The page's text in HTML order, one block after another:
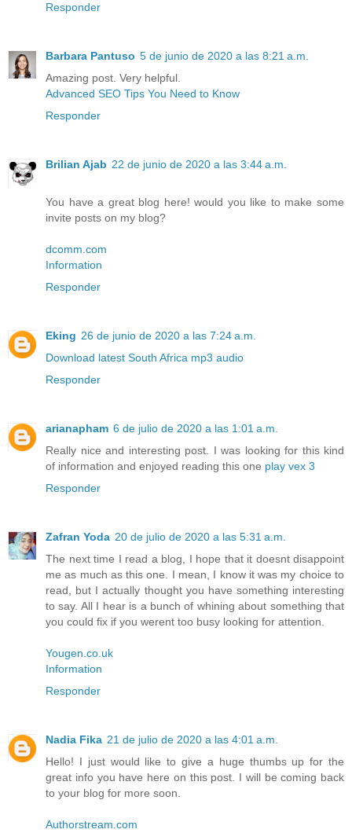
Responder
Barbara Pantuso 5 de junio de 2020 a las 8:21 a.m.
Amazing post. Very helpful.
Advanced SEO Tips You Need to Know
Responder
Brilian Ajab 22 de junio de 2020 a las 3:44 a.m.
You have a great blog here! would you like to make some
invite posts on my blog?
dcomm.com
Information
Responder
Eking 26 de junio de 2020 a las 7:24 a.m.
Download latest South Africa mp3 audio
Responder
arianapham 6 de julio de 2020 a las 1:01 a.m.
Really nice and interesting post. I was looking for this kind
of information and enjoyed reading this one play vex 3
Responder
Zafran Yoda 20 de julio de 2020 a las 5:31 a.m.
The next time I read a blog, I hope that it doesnt disappoint
me as much as this one. I mean, I know it was my choice to
read, but I actually thought you have something interesting
to say. All I hear is a bunch of whining about something that
you could fix if you werent too busy looking for attention.
Yougen.co.uk
Information
Responder
Nadia Fika 21 de julio de 2020 a las 4:01 a.m.
Hello! I just would like to give a huge thumbs up for the
great info you have here on this post. I will be coming back
to your blog for more soon.
Authorstream.com